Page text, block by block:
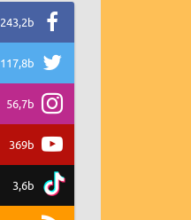
243,2b
117,8b
56,7b
369b
3,6b